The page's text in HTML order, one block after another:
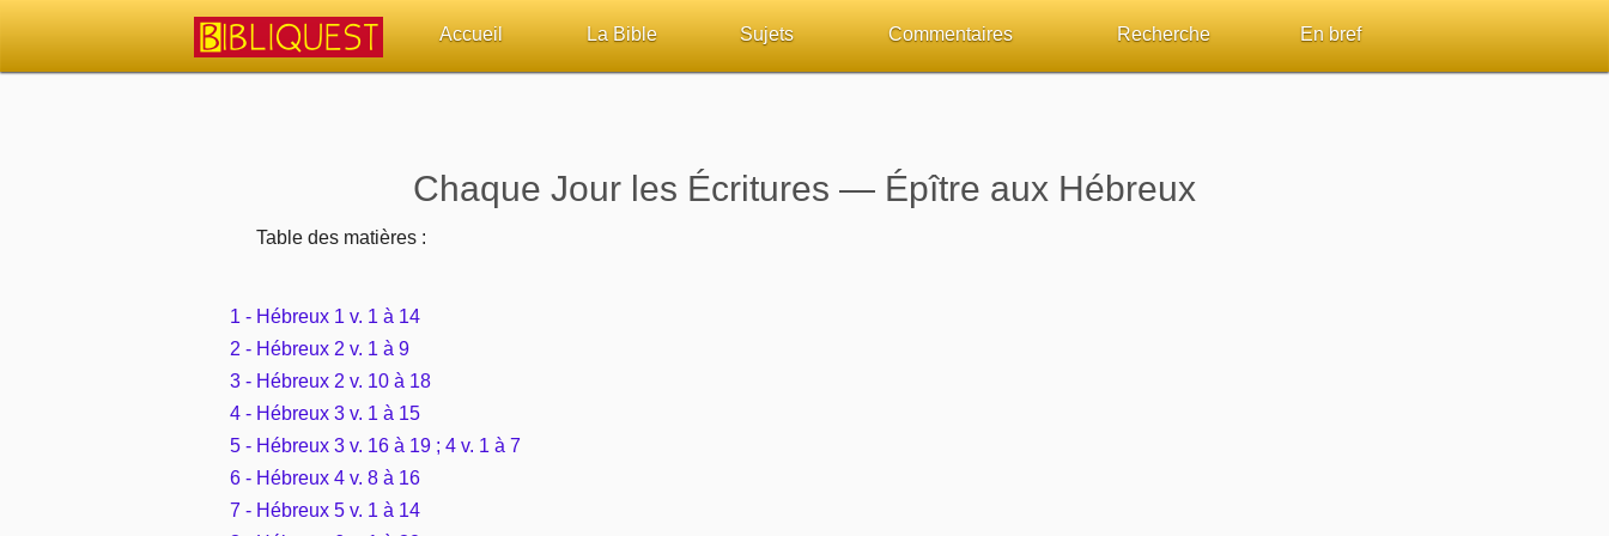
Accueil La Bible Sujets Commentaires Recherche En bref
Chaque Jour les Écritures — Épître aux Hébreux
Table des matières :
1 - Hébreux 1 v. 1 à 14
2 - Hébreux 2 v. 1 à 9
3 - Hébreux 2 v. 10 à 18
4 - Hébreux 3 v. 1 à 15
5 - Hébreux 3 v. 16 à 19 ; 4 v. 1 à 7
6 - Hébreux 4 v. 8 à 16
7 - Hébreux 5 v. 1 à 14